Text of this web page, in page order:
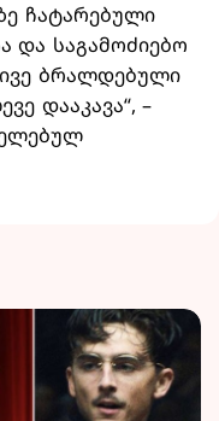
ჩატარებული
და საგამოძიებო
ბრალდებული
დააკავა“, –